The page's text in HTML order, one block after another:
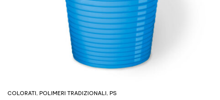
COLORATI, POLIMERI TRADIZIONALI, PS